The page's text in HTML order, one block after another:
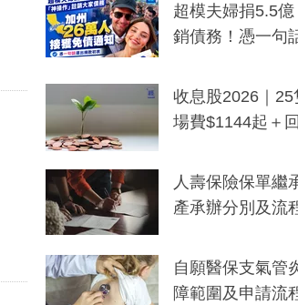
超模夫婦捐5.5
銷債務！憑一句
一度被誤當詐騙
收息股2026｜25
場費$1144起＋
人壽保險保單繼
產承辦分別及流
自願醫保支氣管
障範圍及申請流